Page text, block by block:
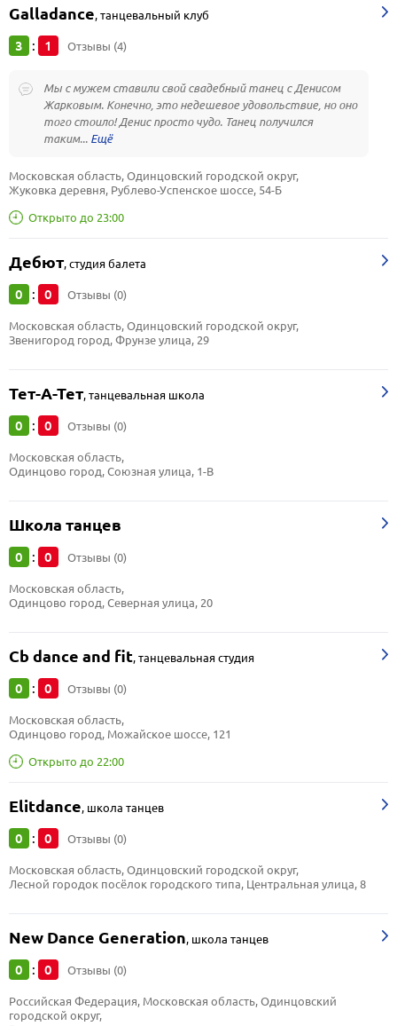
Galladance,танцевальный клуб
3 : 1 Отзывы (4)
Мы с мужем ставили свой свадебный танец с Денисом
Жарковым. Конечно, это недешевое удовольствие, но оно
того стоило! Денис просто чудо. Танец получился
таким...
Открыто до 23:00
Московская область, Одинцовский городской округ,
Жуковка деревня, Рублево-Успенское шоссе, 54-Б
Дебют,студия балета
0 : 0 Отзывы (0)
Московская область, Одинцовский городской округ,
Звенигород город, Фрунзе улица, 29
Тет-А-Тет,танцевальная школа
0 : 0 Отзывы (0)
Московская область,
Одинцово город, Союзная улица, 1-В
Школа танцев
0 : 0 Отзывы (0)
Московская область,
Одинцово город, Северная улица, 20
Cb dance and fit,танцевальная студия
0 : 0 Отзывы (0)
Открыто до 22:00
Московская область,
Одинцово город, Можайское шоссе, 121
Elitdance, школа танцев
0 : 0 Отзывы (0)
Московская область, Одинцовский городской округ,
Лесной городок посёлок городского типа, Центральная улица, 8
New Dance Generation, школа танцев
0 : 0 Отзывы (0)
Российская Федерация, Московская область, Одинцовский
городской округ,